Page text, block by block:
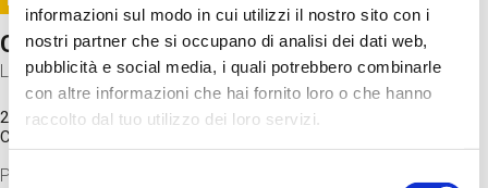
informazioni sul modo in cui utilizzi il nostro sito con i
nostri partner che si occupano di analisi dei dati web,
pubblicità e social media, i quali potrebbero combinarle
con altre informazioni che hai fornito loro o che hanno
raccolto dal tuo utilizzo dei loro servizi.
Selezione
Come funziona il cervello?
Laboratorio
20 Set 2026 / 11:15 - 13:00
Costo
Proveremo a costruire un cervello in cartoncino cercando di